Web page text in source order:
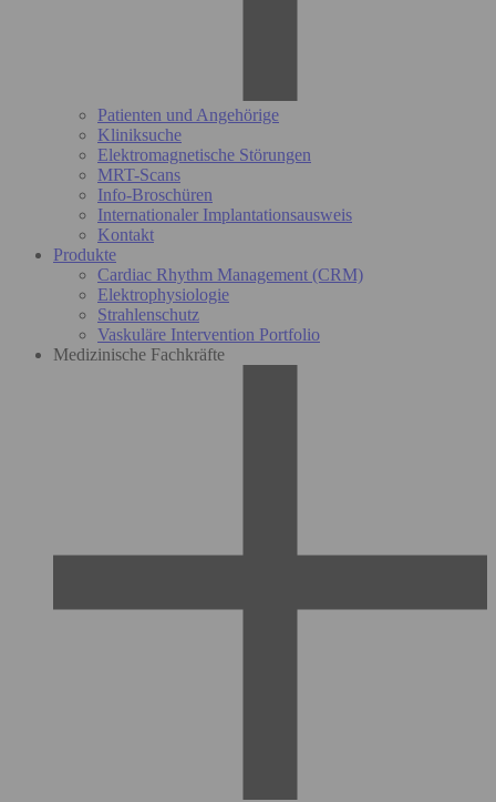
Patienten und Angehörige
Kliniksuche
Elektromagnetische Störungen
MRT-Scans
Info-Broschüren
Internationaler Implantationsausweis
Kontakt
Produkte
Cardiac Rhythm Management (CRM)
Elektrophysiologie
Strahlenschutz
Vaskuläre Intervention Portfolio
Medizinische Fachkräfte